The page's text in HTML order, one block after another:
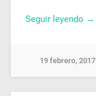
Seguir leyendo →
19 febrero, 2017